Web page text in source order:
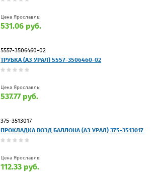
Цена Ярославль:
531.06 руб.
5557-3506460-02
ТРУБКА (АЗ УРАЛ) 5557-3506460-02
Цена Ярославль:
537.77 руб.
375-3513017
ПРОКЛАДКА ВОЗД БАЛЛОНА (АЗ УРАЛ) 375-3513017
Цена Ярославль:
112.33 руб.